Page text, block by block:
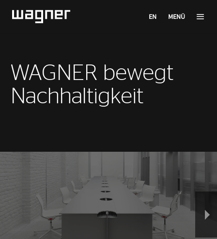
EN MENÜ
WAGNER bewegt
Nachhaltigkeit